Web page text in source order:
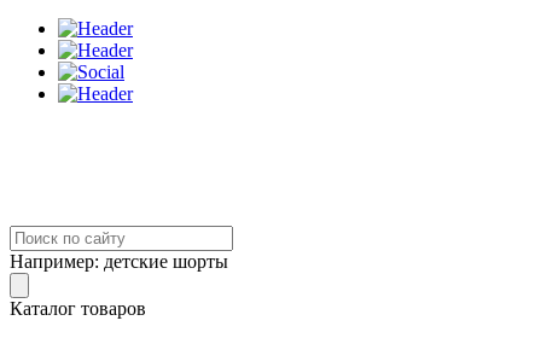
Например: детские шорты
Каталог товаров